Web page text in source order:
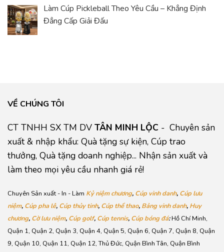
Làm Cúp Pickleball Theo Yêu Cầu – Khẳng Định
Đẳng Cấp Giải Đấu
VỀ CHÚNG TÔI
CT TNHH SX TM DV TÂN MINH LỘC - Chuyên sản
xuất & nhập khẩu: Quà tặng sự kiện, Cúp trao
thưởng, Quà tặng doanh nghiệp... Nhận sản xuất và
làm theo mọi yêu cầu nhanh giá rẻ!
Chuyên Sản xuất - In - Làm Kỷ niệm chương, Cúp vinh danh, Cúp lưu
niệm, Cúp pha lê, Cúp thủy tinh, Cúp thể thao, Bảng vinh danh, Huy
chương, Cờ lưu niệm, Cúp golf, Cúp tennis, Cúp bóng đá:Hồ Chí Minh,
Quận 1, Quận 2, Quận 3, Quận 4, Quận 5, Quận 6, Quận 7, Quận 8, Quận
9, Quận 10, Quận 11, Quận 12, Thủ Đức, Quận Bình Tân, Quận Bình